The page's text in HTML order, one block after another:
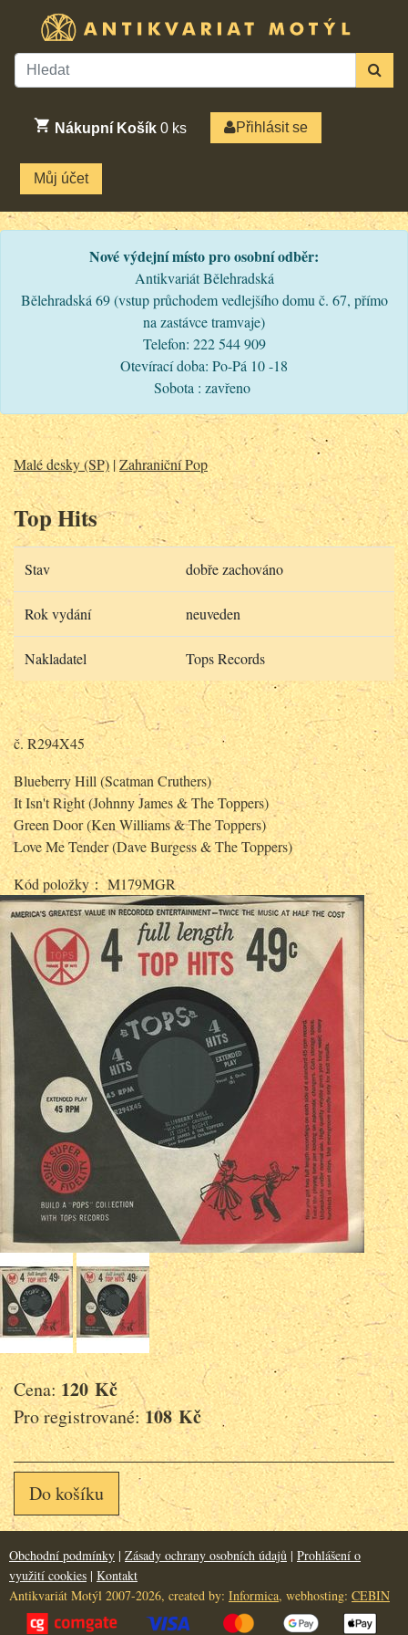
Nákupní Košík 0 ks Přihlásit se
Můj účet
Nové výdejní místo pro osobní odběr:
Antikvariát Bělehradská
Bělehradská 69 (vstup průchodem vedlejšího domu č. 67, přímo
na zastávce tramvaje)
Telefon: 222 544 909
Otevírací doba: Po-Pá 10 -18
Sobota : zavřeno
Malé desky (SP)|Zahraniční Pop
Top Hits
Stav dobře zachováno
Rok vydání neuveden
Nakladatel Tops Records
č. R294X45
Blueberry Hill (Scatman Cruthers)
It Isn't Right (Johnny James & The Toppers)
Green Door (Ken Williams & The Toppers)
Love Me Tender (Dave Burgess & The Toppers)
Kód položky： M179MGR
Cena: 120 Kč
Pro registrované:108 Kč
Do košíku
Obchodní podmínky | Zásady ochrany osobních údajů | Prohlášení o
využití cookies | Kontakt
Antikvariát Motýl 2007-2026, created by: Informica, webhosting: CEBIN